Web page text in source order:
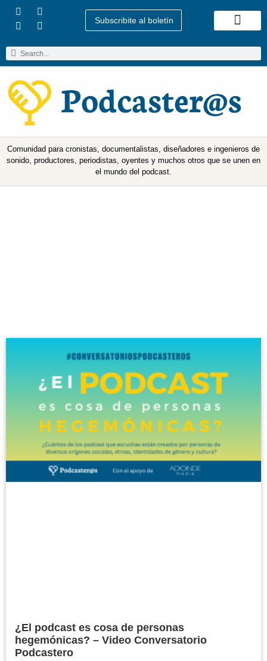
Subscribite al boletín
Comunidad para cronistas, documentalistas, diseñadores e ingenieros de
sonido, productores, periodistas, oyentes y muchos otros que se unen en
el mundo del podcast.
¿El podcast es cosa de personas
hegemónicas? – Video Conversatorio
Podcastero